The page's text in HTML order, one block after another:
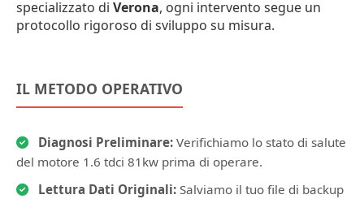
specializzato di Verona, ogni intervento segue un
protocollo rigoroso di sviluppo su misura.
IL METODO OPERATIVO
Diagnosi Preliminare: Verifichiamo lo stato di salute
del motore 1.6 tdci 81kw prima di operare.
Lettura Dati Originali: Salviamo il tuo file di backup